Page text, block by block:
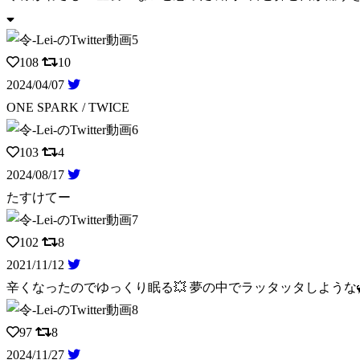
108
10
2024/04/07
ONE SPARK / TWICE
103
4
2024/08/17
たすけてー
102
8
2021/11/12
辛くなったのでゆっくり眠る💥 夢の中でラッタッタしような
97
8
2024/11/27